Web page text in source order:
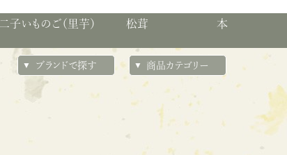
二子いものご（里芋） 松茸 本
ブランドで探す 商品カテゴリー